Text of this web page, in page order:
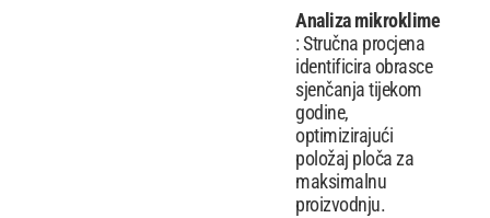
Analiza mikroklime
: Stručna procjena
identificira obrasce
sjenčanja tijekom
godine,
optimizirajući
položaj ploča za
maksimalnu
proizvodnju.